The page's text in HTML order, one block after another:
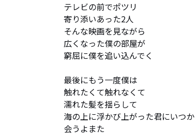
テレビの前でポツリ
寄り添いあった2人
そんな映画を見ながら
広くなった僕の部屋が
窮屈に僕を追い込んでく
最後にもう一度僕は
触れたくて触れなくて
濡れた髪を揺らして
海の上に浮かび上がった君にいつか
会うよまた